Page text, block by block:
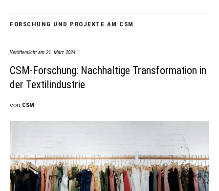
FORSCHUNG UND PROJEKTE AM CSM
Veröffentlicht am 21. März 2024
CSM-Forschung: Nachhaltige Transformation in
der Textilindustrie
von CSM